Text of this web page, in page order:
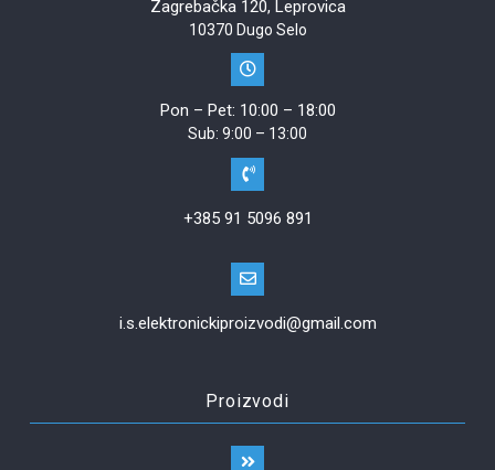
Zagrebačka 120, Leprovica
10370 Dugo Selo
Pon – Pet: 10:00 – 18:00
Sub: 9:00 – 13:00
+385 91 5096 891
i.s.elektronickiproizvodi@gmail.com
Proizvodi